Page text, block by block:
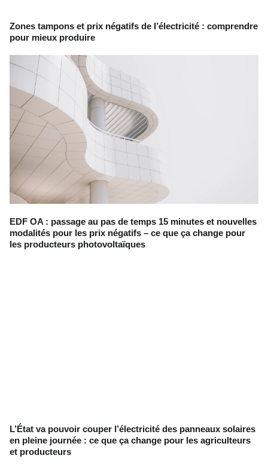
Zones tampons et prix négatifs de l’électricité : comprendre
pour mieux produire
EDF OA : passage au pas de temps 15 minutes et nouvelles
modalités pour les prix négatifs – ce que ça change pour
les producteurs photovoltaïques
L’État va pouvoir couper l’électricité des panneaux solaires
en pleine journée : ce que ça change pour les agriculteurs
et producteurs